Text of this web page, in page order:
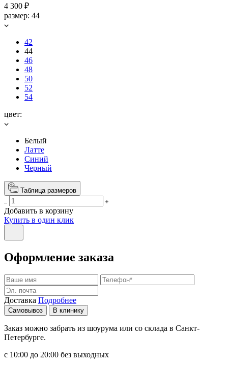
4 300 ₽
размер: 44
42
44
46
48
50
52
54
цвет:
Белый
Латте
Синий
Черный
Таблица размеров
Добавить в корзину
Купить в один клик
Оформление заказа
Доставка Подробнее
Самовывоз В клинику
Заказ можно забрать из шоурума или со склада в Санкт-
Петербурге.
с 10:00 до 20:00 без выходных